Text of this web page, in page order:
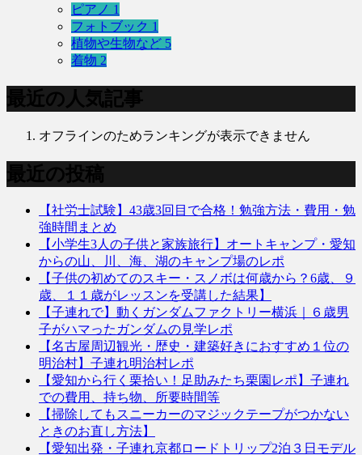
ピアノ 1
フォトブック 1
植物や生物など 5
着物 2
最近の人気記事
オフラインのためランキングが表示できません
最近の投稿
【社労士試験】43歳3回目で合格！勉強方法・費用・勉
強時間まとめ
【小学生3人の子供と家族旅行】オートキャンプ・愛知
からの山、川、海、湖のキャンプ場のレポ
【子供の初めてのスキー・スノボは何歳から？6歳、９
歳、１１歳がレッスンを受講した結果】
【子連れで】動くガンダムファクトリー横浜｜６歳男
子がハマったガンダムの見学レポ
【名古屋周辺観光・歴史・建築好きにおすすめ１位の
明治村】子連れ明治村レポ
【愛知から行く栗拾い！足助みたち栗園レポ】子連れ
での費用、持ち物、所要時間等
【掃除してもスニーカーのマジックテープがつかない
ときのお直し方法】
【愛知出発・子連れ京都ロードトリップ2泊３日モデル